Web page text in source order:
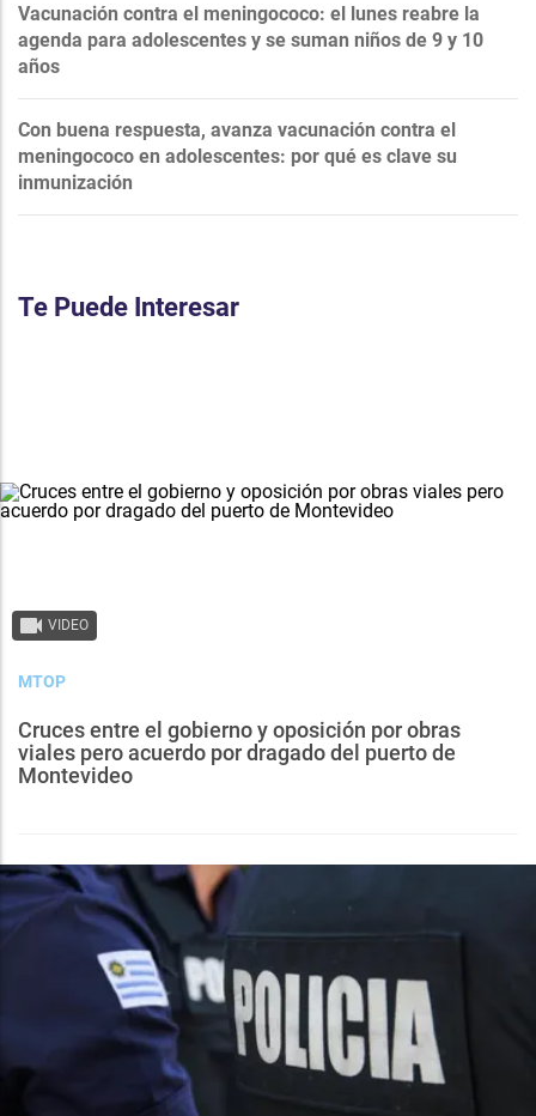
Vacunación contra el meningococo: el lunes reabre la
agenda para adolescentes y se suman niños de 9 y 10
años
Con buena respuesta, avanza vacunación contra el
meningococo en adolescentes: por qué es clave su
inmunización
Te Puede Interesar
VIDEO
MTOP
Cruces entre el gobierno y oposición por obras
viales pero acuerdo por dragado del puerto de
Montevideo